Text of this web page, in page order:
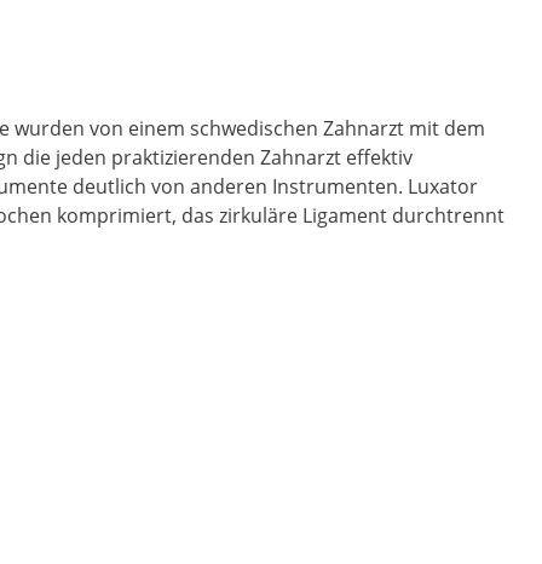
von einem schwedischen Zahnarzt mit dem
die jeden praktizierenden Zahnarzt effektiv
deutlich von anderen Instrumenten. Luxator
komprimiert, das zirkuläre Ligament durchtrennt